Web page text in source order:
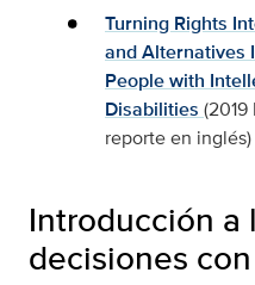
Turning Rights
and Alternatives
People with
Disabilities
reporte en inglés)
Introducción a
decisiones